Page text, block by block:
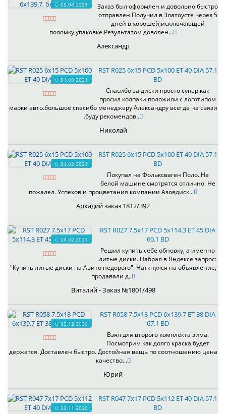
08.04.2021
Заказ был оформлен и довольно быстро
отправлен.Получил в Златоусте через 5
дней в хорошей,исключающей
поломку,упаковке.Результатом доволен...
Александр
01.03.2021
RST R025 6x15 PCD 5x100 ET 40 DIA 57.1
BD
Спасибо за диски просто супер.как
просил колпаки положили с логотипом
марки авто.большое спасибо менеджеру Александру всегда на связи
.буду рекомендов..
Николай
04.02.2021
RST R025 6x15 PCD 5x100 ET 40 DIA 57.1
BD
Покупал на Фольксваген Поло. На
белой машине смотрятся отлично. Не
пожалел. Успехов и процветания компании Азовдиск...
Аркадий заказ 1812/392
04.02.2021
RST R027 7.5x17 PCD 5x114.3 ET 45 DIA
60.1 BD
Решил купить себе обновку, а именно
литые диски. Набрал в Яндексе запрос:
"Купить литые диски на Авито недорого". Наткнулся на объявление,
продавали д..
Виталий - Заказ №1801/498
02.12.2020
RST R058 7.5x18 PCD 6x139.7 ET 38 DIA
67.1 BD
Взял для второго комплекта зима.
Посмотрим как долго краска будет
держатся. Доставлен быстро. Достойная вещь по соотношению цена
качество...
Юрий
29.11.2020
RST R047 7x17 PCD 5x112 ET 40 DIA 57.1
BD